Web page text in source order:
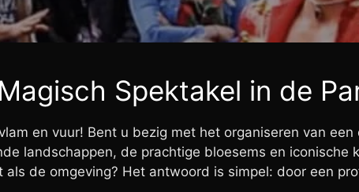
Spektakel in de
en vuur! Bent u bezig met het organiseren van
landschappen, de prachtige bloesems en iconische
de omgeving? Het antwoord is simpel: door een